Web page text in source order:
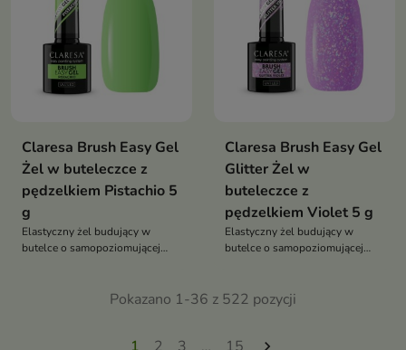
Claresa Brush Easy Gel
Żel w buteleczce z
pędzelkiem Pistachio 5
g
Elastyczny żel budujący w
butelce o samopoziomującej
umożliwia nadbudowę i
Claresa Brush Easy Gel
Glitter Żel w
buteleczce z
pędzelkiem Violet 5 g
Elastyczny żel budujący w
butelce o samopoziomującej
umożliwia nadbudowę i
pęknięć i odprysków
Pokazano 1-36 z 522 pozycji